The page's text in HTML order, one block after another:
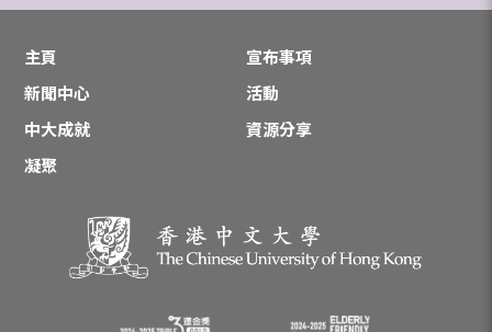
主頁
宣布事項
新聞中心
活動
中大成就
資源分享
凝聚